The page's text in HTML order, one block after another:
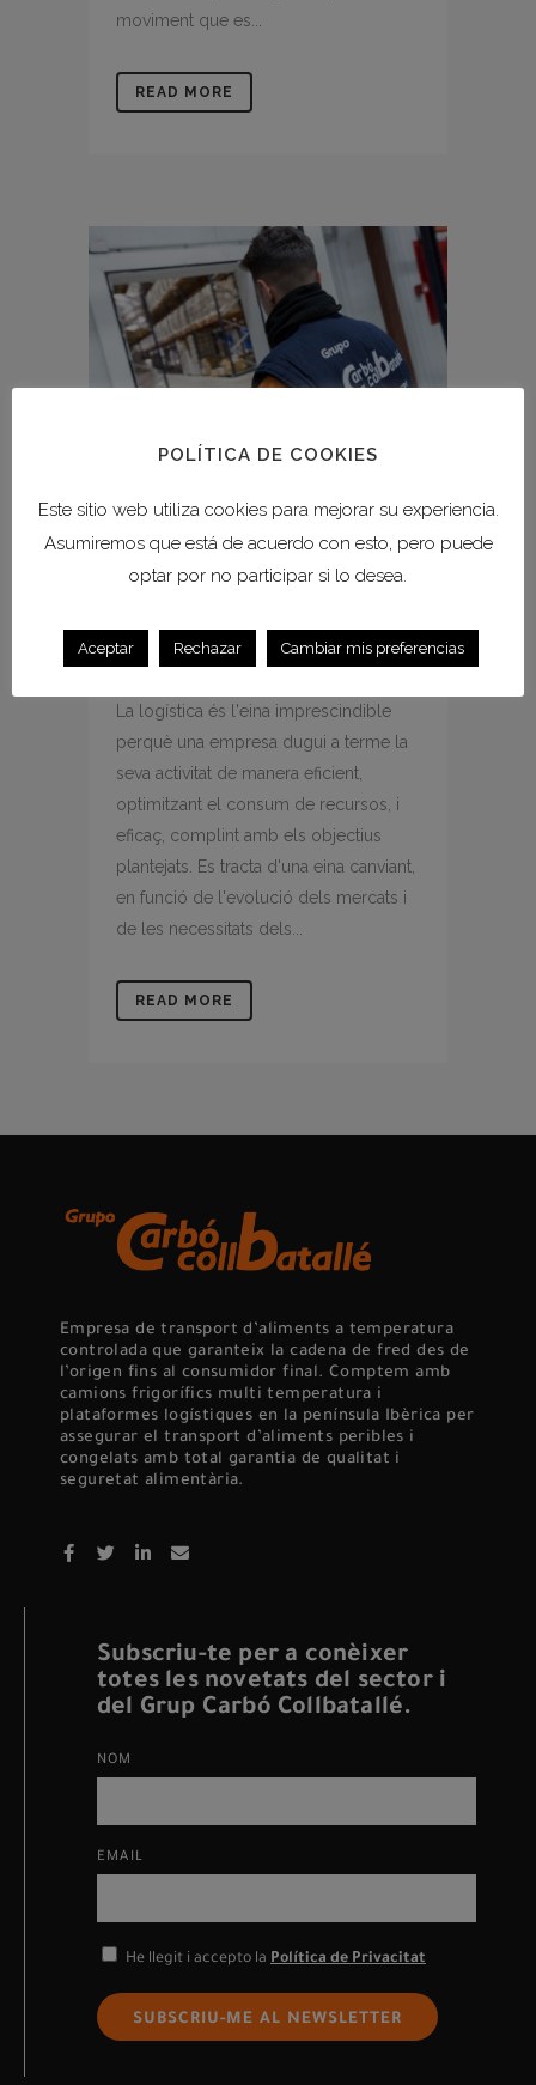
moviment que es...
READ MORE
TENDÈNCIES EN
LOGÍSTICA
Posted at 10:37hinNoticies,Notícies
by
Prensa 0 Comments
La logística és l'eina imprescindible
perquè una empresa dugui a terme la
seva activitat de manera eficient,
optimitzant el consum de recursos, i
eficaç, complint amb els objectius
plantejats. Es tracta d'una eina canviant,
en funció de l'evolució dels mercats i
de les necessitats dels...
READ MORE
Empresa de transport d’aliments a temperatura
controlada que garanteix la cadena de fred des de
l’origen fins al consumidor final. Comptem amb
camions frigorífics multi temperatura i
plataformes logístiques en la península Ibèrica per
assegurar el transport d’aliments peribles i
congelats amb total garantia de qualitat i
seguretat alimentària.
Subscriu-te per a conèixer
totes les novetats del sector i
del Grup Carbó Collbatallé.
NOM
EMAIL
He llegit i accepto la Política de Privacitat
SUBSCRIU-ME AL NEWSLETTER
POLÍTICA DE COOKIES
Este sitio web utiliza cookies para mejorar su experiencia.
Asumiremos que está de acuerdo con esto, pero puede
optar por no participar si lo desea.
Aceptar Rechazar Cambiar mis preferencias